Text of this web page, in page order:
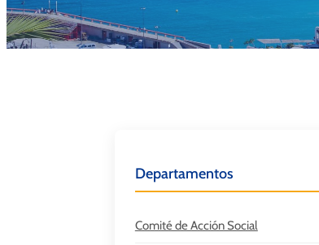
Departamentos
Comité de Acción Social